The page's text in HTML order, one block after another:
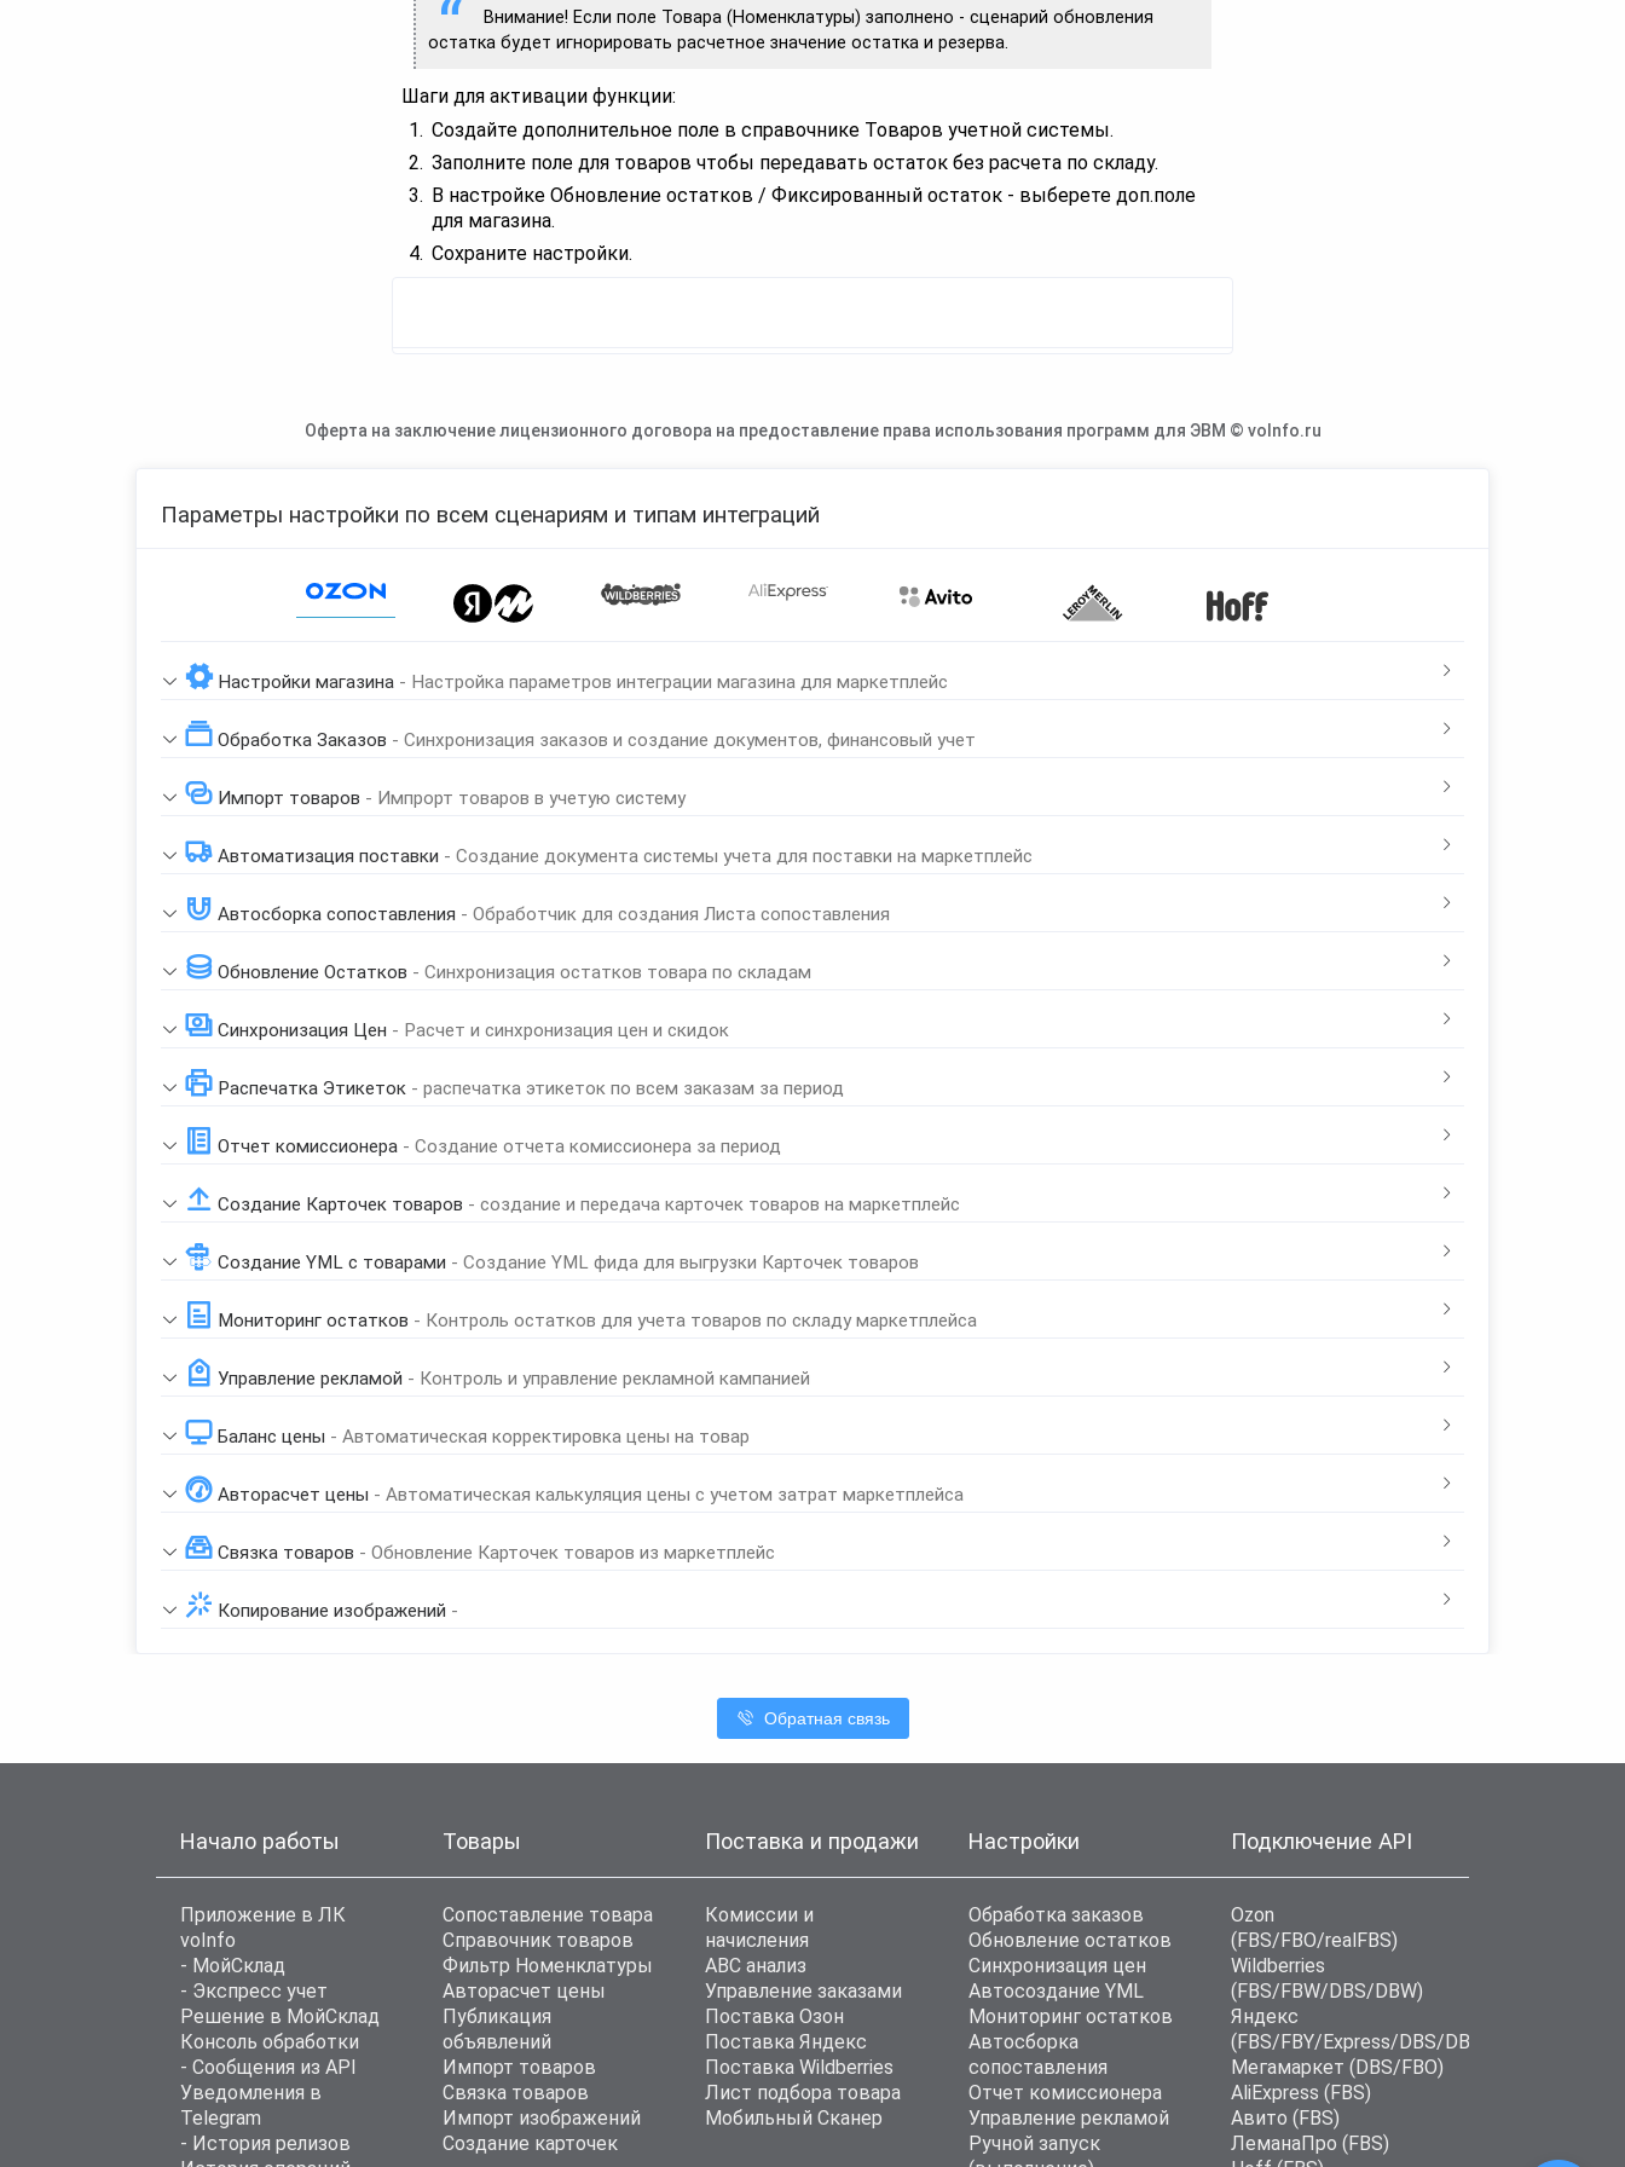
Внимание! Если поле Товара (Номенклатуры) заполнено - сценарий обновления
остатка будет игнорировать расчетное значение остатка и резерва.
Шаги для активации функции:
Создайте дополнительное поле в справочнике Товаров учетной системы.
Заполните поле для товаров чтобы передавать остаток без расчета по складу.
В настройке Обновление остатков / Фиксированный остаток - выберете доп.поле
для магазина.
Сохраните настройки.
Оферта на заключение лицензионного договора на предоставление права использования программ для ЭВМ © voInfo.ru
Параметры настройки по всем сценариям и типам интеграций
Настройки магазина - Настройка параметров интеграции магазина для маркетплейс
Обработка Заказов - Синхронизация заказов и создание документов, финансовый учет
Импорт товаров - Импрорт товаров в учетую систему
Автоматизация поставки - Создание документа системы учета для поставки на маркетплейс
Автосборка сопоставления - Обработчик для создания Листа сопоставления
Обновление Остатков - Синхронизация остатков товара по складам
Синхронизация Цен - Расчет и синхронизация цен и скидок
Распечатка Этикеток - распечатка этикеток по всем заказам за период
Отчет комиссионера - Создание отчета комиссионера за период
Создание Карточек товаров - создание и передача карточек товаров на маркетплейс
Создание YML с товарами - Создание YML фида для выгрузки Карточек товаров
Мониторинг остатков - Контроль остатков для учета товаров по складу маркетплейса
Управление рекламой - Контроль и управление рекламной кампанией
Баланс цены - Автоматическая корректировка цены на товар
Авторасчет цены - Автоматическая калькуляция цены с учетом затрат маркетплейса
Связка товаров - Обновление Карточек товаров из маркетплейс
Копирование изображений -
Обратная связь
Начало работы
Приложение в ЛК
voInfo
- МойСклад
- Экспресс учет
Решение в МойСклад
Консоль обработки
- Сообщения из API
Уведомления в
Telegram
- История релизов
Товары
Сопоставление товара
Справочник товаров
Фильтр Номенклатуры
Авторасчет цены
Публикация
объявлений
Импорт товаров
Связка товаров
Импорт изображений
Создание карточек
Поставка и продажи
Комиссии и
начисления
ABC анализ
Управление заказами
Поставка Озон
Поставка Яндекс
Поставка Wildberries
Лист подбора товара
Мобильный Сканер
Настройки
Обработка заказов
Обновление остатков
Синхронизация цен
Автосоздание YML
Мониторинг остатков
Автосборка
сопоставления
Отчет комиссионера
Управление рекламой
Ручной запуск
Подключение API
Ozon
(FBS/FBO/realFBS)
Wildberries
(FBS/FBW/DBS/DBW)
Яндекс
(FBS/FBY/Express/DBS/DBD)
Мегамаркет (DBS/FBO)
AliExpress (FBS)
Авито (FBS)
ЛеманаПро (FBS)